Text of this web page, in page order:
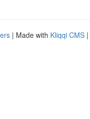
| Made with Kliqqi CMS |